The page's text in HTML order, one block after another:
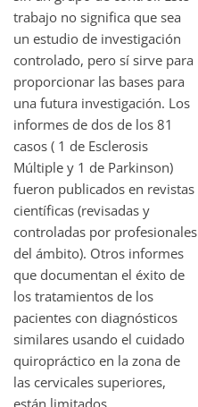
trabajo no significa que sea
un estudio de investigación
controlado, pero sí sirve para
proporcionar las bases para
una futura investigación. Los
informes de dos de los 81
casos ( 1 de Esclerosis
Múltiple y 1 de Parkinson)
fueron publicados en revistas
científicas (revisadas y
controladas por profesionales
del ámbito). Otros informes
que documentan el éxito de
los tratamientos de los
pacientes con diagnósticos
similares usando el cuidado
quiropráctico en la zona de
las cervicales superiores,
están limitados